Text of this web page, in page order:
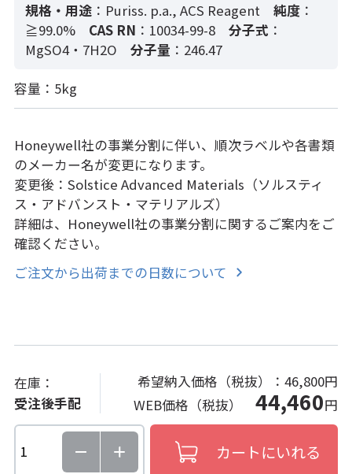
規格・用途 ：Puriss. p.a., ACS Reagent 純度：
≧99.0%
CAS RN ：10034-99-8 分子式 ：
MgSO4・7H2O
分子量 ：246.47
容量：5kg
Honeywell社の事業分割に伴い、順次ラベルや各書類
のメーカー名が変更になります。
変更後：Solstice Advanced Materials（ソルスティ
ス・アドバンスト・マテリアルズ）
詳細は、Honeywell社の事業分割に関するご案内をご
確認ください。
ご注文から出荷までの日数について
在庫：
受注後手配
希望納入価格（税抜）：46,800円
WEB価格（税抜）44,460円